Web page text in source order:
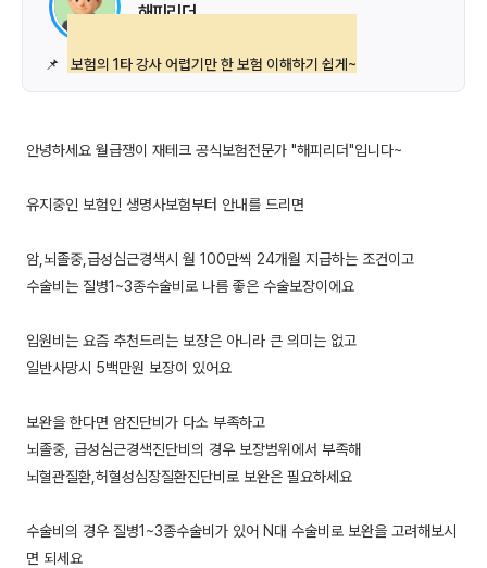
해피리더
📌 보험의 1타 강사 어렵기만 한 보험 이해하기 쉽게~
안녕하세요 월급쟁이 재테크 공식보험전문가 "해피리더"입니다~
유지중인 보험인 생명사보험부터 안내를 드리면
암,뇌졸중,급성심근경색시 월 100만씩 24개월 지급하는 조건이고
수술비는 질병1~3종수술비로 나름 좋은 수술보장이에요
입원비는 요즘 추천드리는 보장은 아니라 큰 의미는 없고
일반사망시 5백만원 보장이 있어요
보완을 한다면 암진단비가 다소 부족하고
뇌졸중, 급성심근경색진단비의 경우 보장범위에서 부족해
뇌혈관질환,허혈성심장질환진단비로 보완은 필요하세요
수술비의 경우 질병1~3종수술비가 있어 N대 수술비로 보완을 고려해보시
면 되세요